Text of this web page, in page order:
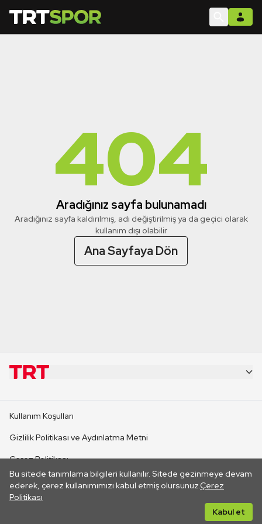
404
Aradığınız sayfa bulunamadı
Aradığınız sayfa kaldırılmış, adı değiştirilmiş ya da geçici olarak
kullanım dışı olabilir
Ana Sayfaya Dön
Bu sitede tanımlama bilgileri kullanılır. Sitede gezinmeye devam
ederek, çerez kullanımımızı kabul etmiş olursunuz.Çerez
Politikası
Kabul et
CANLI YAYINLAR
Kullanım Koşulları
Gizlilik Politikası ve Aydınlatma Metni
Çerez Politikası
İletişim
Her hakkı saklıdır. ©2026 TRT. Bağlantı yoluyla gidilen dış